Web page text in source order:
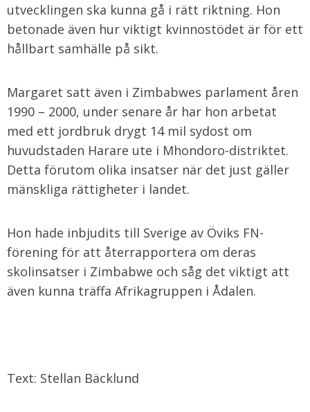
utvecklingen ska kunna gå i rätt riktning. Hon
betonade även hur viktigt kvinnostödet är för ett
hållbart samhälle på sikt.
Margaret satt även i Zimbabwes parlament åren
1990 – 2000, under senare år har hon arbetat
med ett jordbruk drygt 14 mil sydost om
huvudstaden Harare ute i Mhondoro-distriktet.
Detta förutom olika insatser när det just gäller
mänskliga rättigheter i landet.
Hon hade inbjudits till Sverige av Öviks FN-
förening för att återrapportera om deras
skolinsatser i Zimbabwe och såg det viktigt att
även kunna träffa Afrikagruppen i Ådalen.
Text: Stellan Bäcklund